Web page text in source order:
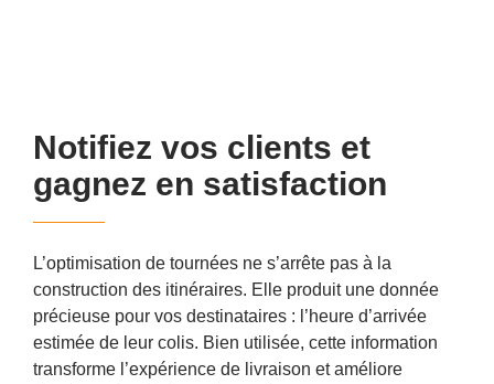
Notifiez vos clients et
gagnez en satisfaction
L’optimisation de tournées ne s’arrête pas à la
construction des itinéraires. Elle produit une donnée
précieuse pour vos destinataires : l’heure d’arrivée
estimée de leur colis. Bien utilisée, cette information
transforme l’expérience de livraison et améliore